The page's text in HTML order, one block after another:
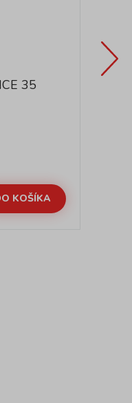
35
KOŠÍKA